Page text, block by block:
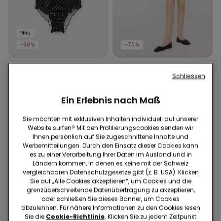
Neu
-50%
9.95 CHF-50%
-70%
16.95 CHF 5.05 CHF
Ein Erlebnis nach Maß
Sie möchten mit exklusiven Inhalten individuell auf unserer
Website surfen? Mit den Profilierungscookies senden wir
Ihnen persönlich auf Sie zugeschnittene Inhalte und
Werbemitteilungen. Durch den Einsatz dieser Cookies kann
es zu einer Verarbeitung Ihrer Daten im Ausland und in
Ländern kommen, in denen es keine mit der Schweiz
vergleichbaren Datenschutzgesetze gibt (z. B. USA). Klicken
Sie auf „Alle Cookies akzeptieren“, um Cookies und die
grenzüberschreitende Datenübertragung zu akzeptieren,
oder schließen Sie dieses Banner, um Cookies
abzulehnen. Für nähere Informationen zu den Cookies lesen
Sie die Cookie-Richtlinie. Klicken Sie zu jedem Zeitpunkt
Schliessen